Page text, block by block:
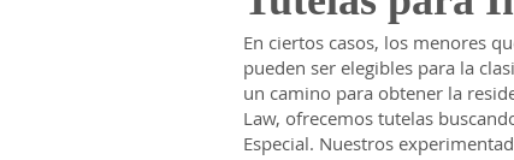
En ciertos casos, los menores
pueden ser elegibles para la
un camino para obtener la
Law, ofrecemos tutelas
Especial. Nuestros